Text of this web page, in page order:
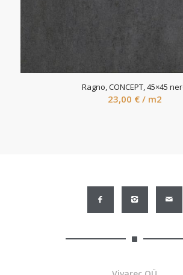
Ragno, CONCEPT, 45×45
23,00 € / m2